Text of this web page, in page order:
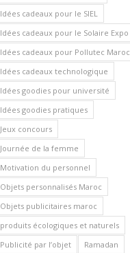
Idées cadeaux pour le SIEL
Idées cadeaux pour le Solaire Expo
Idées cadeaux pour Pollutec Maroc
Idées cadeaux technologique
Idées goodies pour université
Idées goodies pratiques
Jeux concours
Journée de la femme
Motivation du personnel
Objets personnalisés Maroc
Objets publicitaires maroc
produits écologiques et naturels
Publicité par l’objet
Ramadan